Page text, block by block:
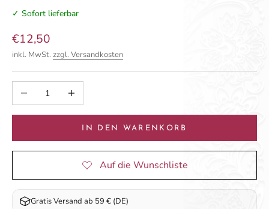
✓ Sofort lieferbar
Angebot
€12,50
inkl. MwSt. zzgl. Versandkosten
Anzahl verringernAnzahl erhöhen
IN DEN WARENKORB
Gratis Versand ab 59 € (DE)